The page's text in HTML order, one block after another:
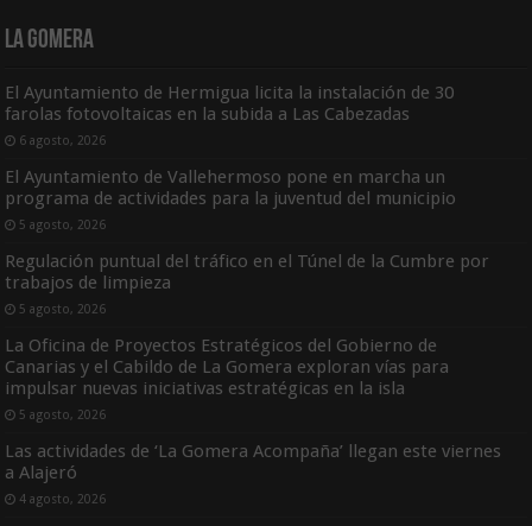
La Gomera
El Ayuntamiento de Hermigua licita la instalación de 30
farolas fotovoltaicas en la subida a Las Cabezadas
6 agosto, 2026
El Ayuntamiento de Vallehermoso pone en marcha un
programa de actividades para la juventud del municipio
5 agosto, 2026
Regulación puntual del tráfico en el Túnel de la Cumbre por
trabajos de limpieza
5 agosto, 2026
La Oficina de Proyectos Estratégicos del Gobierno de
Canarias y el Cabildo de La Gomera exploran vías para
impulsar nuevas iniciativas estratégicas en la isla
5 agosto, 2026
Las actividades de ‘La Gomera Acompaña’ llegan este viernes
a Alajeró
4 agosto, 2026